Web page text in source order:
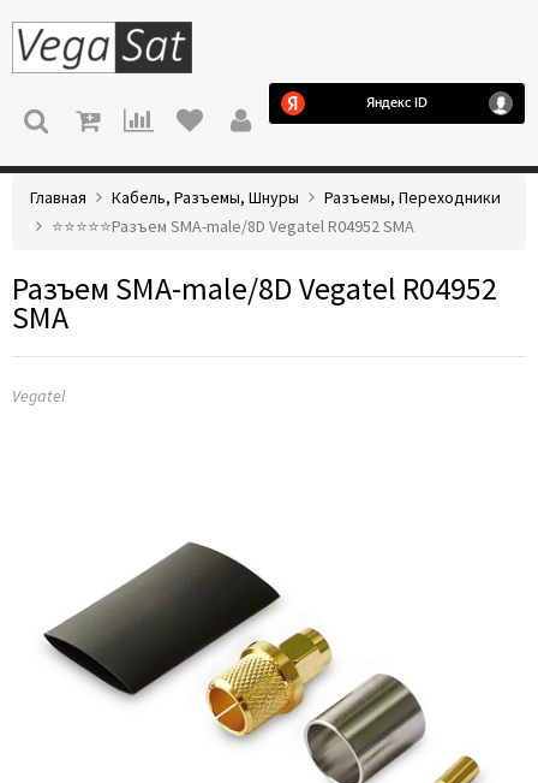
МЕНЮ
Главная Кабель, Разъемы, Шнуры
Разъемы, Переходники
⭐️⭐️⭐️⭐️⭐️Разъем SMA-male/8D Vegatel R04952 SMA
Разъем SMA-male/8D Vegatel R04952
SMA
Vegatel